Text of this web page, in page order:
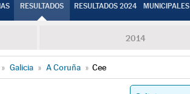
RESULTADOS RESULTADOS 2024 MUNICIPALES
2014
» Galicia » A Coruña » Cee